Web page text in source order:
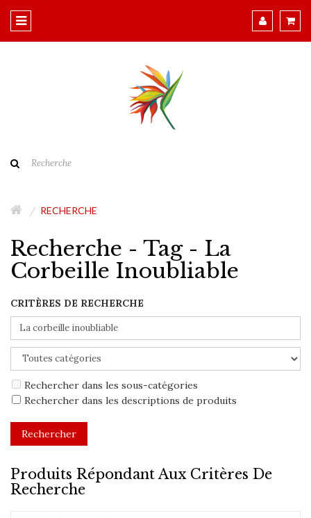
RECHERCHE
Recherche - Tag - La
Corbeille Inoubliable
CRITÈRES DE RECHERCHE
Rechercher dans les sous-catégories
Rechercher dans les descriptions de produits
Produits Répondant Aux Critères De
Recherche